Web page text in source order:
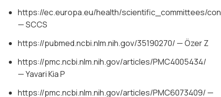
https://ec.europa.eu/health/scientific_committees/
— SCCS
https://pubmed.ncbi.nlm.nih.gov/35190270/ — Özer Z
https://pmc.ncbi.nlm.nih.gov/articles/PMC4005434/
— Yavari Kia P
https://pmc.ncbi.nlm.nih.gov/articles/PMC6073409/ —